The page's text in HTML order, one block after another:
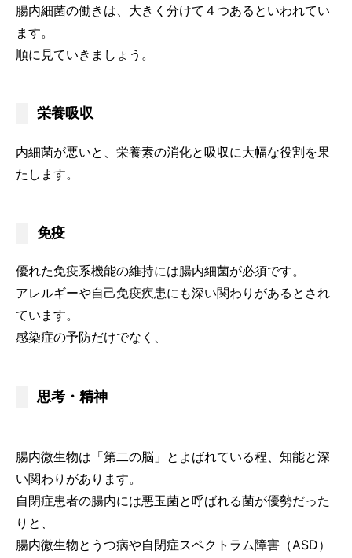
腸内細菌の働きは、大きく分けて４つあるといわれてい
ます。
順に見ていきましょう。
栄養吸収
内細菌が悪いと、栄養素の消化と吸収に大幅な役割を果
たします。
免疫
優れた免疫系機能の維持には腸内細菌が必須です。
アレルギーや自己免疫疾患にも深い関わりがあるとされ
ています。
感染症の予防だけでなく、
思考・精神
腸内微生物は「第二の脳」とよばれている程、知能と深
い関わりがあります。
自閉症患者の腸内には悪玉菌と呼ばれる菌が優勢だった
りと、
腸内微生物とうつ病や自閉症スペクトラム障害（ASD）